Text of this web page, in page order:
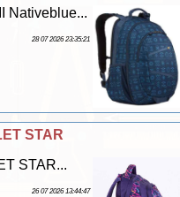
Nativeblue...
28 07 2026 23:35:21
STAR
STAR...
26 07 2026 13:44:47